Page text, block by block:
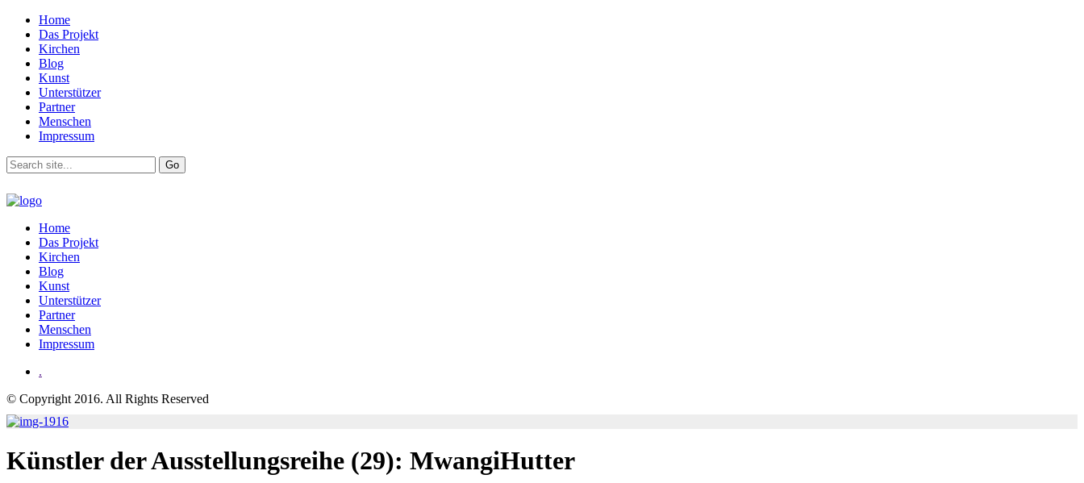
Home
Das Projekt
Kirchen
Blog
Kunst
Unterstützer
Partner
Menschen
Impressum
Home
Das Projekt
Kirchen
Blog
Kunst
Unterstützer
Partner
Menschen
Impressum
.
© Copyright 2016. All Rights Reserved
Künstler der Ausstellungsreihe (29): MwangiHutter